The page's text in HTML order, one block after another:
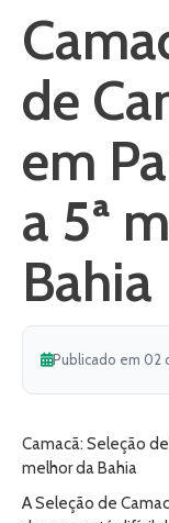
de
em
a 5ª
Bahia
Publicado em 02
Camacã: Seleção
melhor da Bahia
A Seleção de